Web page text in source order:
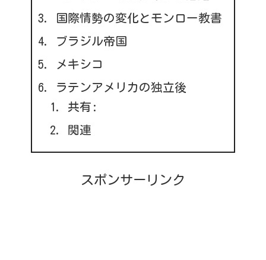
国際情勢の変化とモンロー教書
ブラジル帝国
メキシコ
ラテンアメリカの独立後
共有:
関連
スポンサーリンク